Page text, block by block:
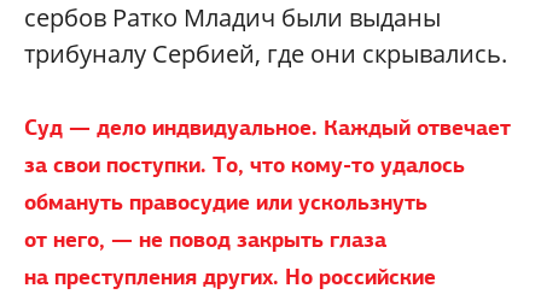
сербов Ратко Младич были выданы
трибуналу Сербией, где они скрывались.
Суд — дело индвидуальное. Каждый отвечает
за свои поступки. То, что кому-то удалось
обмануть правосудие или ускользнуть
от него, — не повод закрыть глаза
на преступления других. Но российские